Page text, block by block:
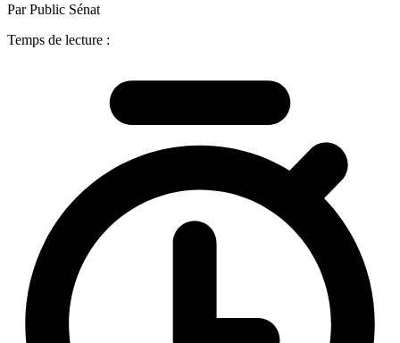
Par Public Sénat
Temps de lecture :